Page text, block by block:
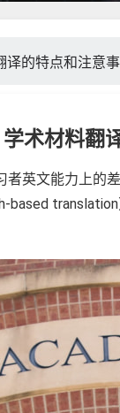
译的特点和注意
学术材料翻
英文能力上
based